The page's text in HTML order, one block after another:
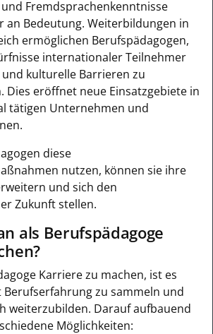
Fremdsprachenkenntnisse
an Bedeutung. Weiterbildungen in
ermöglichen Berufspädagogen,
internationaler Teilnehmer
kulturelle Barrieren zu
Dies eröffnet neue Einsatzgebiete in
tätigen Unternehmen und
diese
nutzen, können sie ihre
und sich den
Zukunft stellen.
als Berufspädagoge
Karriere zu machen, ist es
Berufserfahrung zu sammeln und
weiterzubilden. Darauf aufbauend
Möglichkeiten: